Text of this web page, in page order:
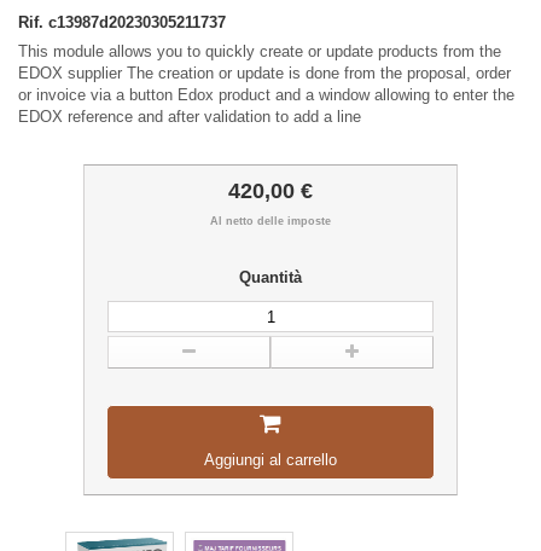
Rif. c13987d20230305211737
This module allows you to quickly create or update products from the
EDOX supplier The creation or update is done from the proposal, order
or invoice via a button Edox product and a window allowing to enter the
EDOX reference and after validation to add a line
420,00 €
Al netto delle imposte
Quantità
Aggiungi al carrello